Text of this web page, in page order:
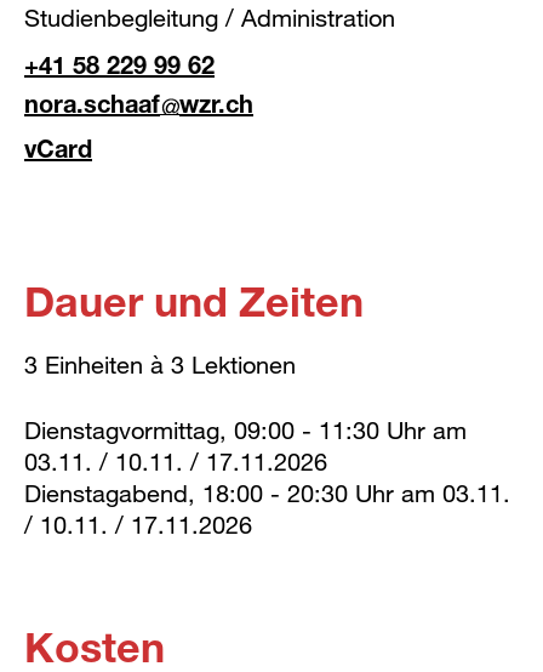
Studienbegleitung / Administration
+41 58 229 99 62
nora.schaaf
wzr.ch
vCard
Dauer und Zeiten
3 Einheiten à 3 Lektionen
Dienstagvormittag, 09:00 - 11:30 Uhr am
03.11. / 10.11. / 17.11.2026
Dienstagabend, 18:00 - 20:30 Uhr am 03.11.
/ 10.11. / 17.11.2026
Kosten